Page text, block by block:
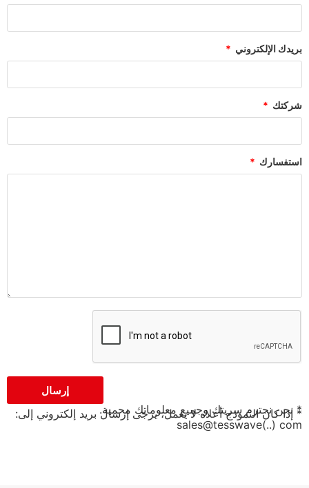
بريدك الإلكتروني
شركتك
استفسارك
إرسال
* نحن نحترم سريتك وجميع معلوماتك محمية.
* إذا كان النموذج أعلاه لا يعمل، يرجى إرسال بريد إلكتروني إلى:
sales@tesswave(..) com